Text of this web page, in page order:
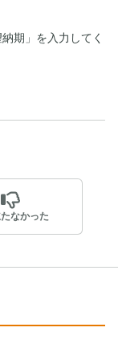
期」を入力してく
なかった